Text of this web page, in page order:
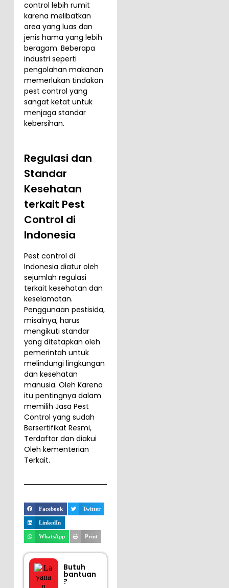
control lebih rumit
karena melibatkan
area yang luas dan
jenis hama yang lebih
beragam. Beberapa
industri seperti
pengolahan makanan
memerlukan tindakan
pest control yang
sangat ketat untuk
menjaga standar
kebersihan.
Regulasi dan
Standar
Kesehatan
terkait Pest
Control di
Indonesia
Pest control di
Indonesia diatur oleh
sejumlah regulasi
terkait kesehatan dan
keselamatan.
Penggunaan pestisida,
misalnya, harus
mengikuti standar
yang ditetapkan oleh
pemerintah untuk
melindungi lingkungan
dan kesehatan
manusia. Oleh Karena
itu pentingnya dalam
memilih Jasa Pest
Control yang sudah
Bersertifikat Resmi,
Terdaftar dan diakui
Oleh kementerian
Terkait.
Facebook Twitter
LinkedIn
WhatsApp Print
Butuh
bantuan
?